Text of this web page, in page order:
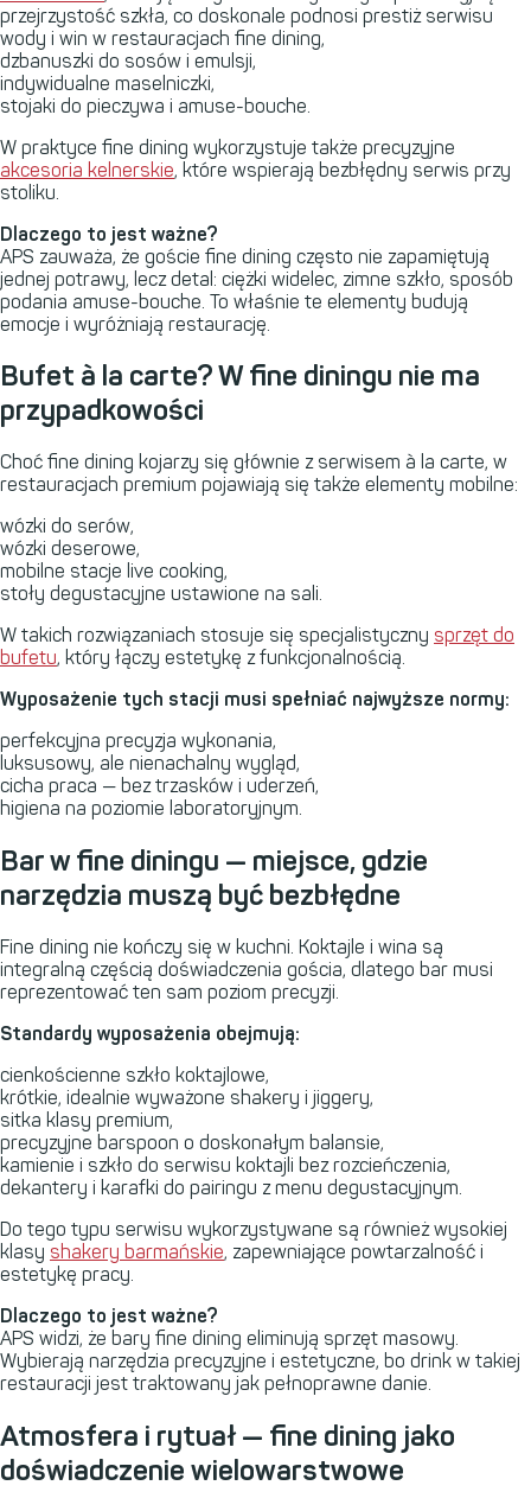
przejrzystość szkła, co doskonale podnosi prestiż serwisu
wody i win w restauracjach fine dining,
dzbanuszki do sosów i emulsji,
indywidualne maselniczki,
stojaki do pieczywa i amuse-bouche.
W praktyce fine dining wykorzystuje także precyzyjne
akcesoria kelnerskie, które wspierają bezbłędny serwis przy
stoliku.
Dlaczego to jest ważne?
APS zauważa, że goście fine dining często nie zapamiętują
jednej potrawy, lecz detal: ciężki widelec, zimne szkło, sposób
podania amuse-bouche. To właśnie te elementy budują
emocje i wyróżniają restaurację.
Bufet à la carte? W fine diningu nie ma
przypadkowości
Choć fine dining kojarzy się głównie z serwisem à la carte, w
restauracjach premium pojawiają się także elementy mobilne:
wózki do serów,
wózki deserowe,
mobilne stacje live cooking,
stoły degustacyjne ustawione na sali.
W takich rozwiązaniach stosuje się specjalistyczny sprzęt do
bufetu, który łączy estetykę z funkcjonalnością.
Wyposażenie tych stacji musi spełniać najwyższe normy:
perfekcyjna precyzja wykonania,
luksusowy, ale nienachalny wygląd,
cicha praca — bez trzasków i uderzeń,
higiena na poziomie laboratoryjnym.
Bar w fine diningu — miejsce, gdzie
narzędzia muszą być bezbłędne
Fine dining nie kończy się w kuchni. Koktajle i wina są
integralną częścią doświadczenia gościa, dlatego bar musi
reprezentować ten sam poziom precyzji.
Standardy wyposażenia obejmują:
cienkościenne szkło koktajlowe,
krótkie, idealnie wyważone shakery i jiggery,
sitka klasy premium,
precyzyjne barspoon o doskonałym balansie,
kamienie i szkło do serwisu koktajli bez rozcieńczenia,
dekantery i karafki do pairingu z menu degustacyjnym.
Do tego typu serwisu wykorzystywane są również wysokiej
klasy shakery barmańskie, zapewniające powtarzalność i
estetykę pracy.
Dlaczego to jest ważne?
APS widzi, że bary fine dining eliminują sprzęt masowy.
Wybierają narzędzia precyzyjne i estetyczne, bo drink w takiej
restauracji jest traktowany jak pełnoprawne danie.
Atmosfera i rytuał — fine dining jako
doświadczenie wielowarstwowe